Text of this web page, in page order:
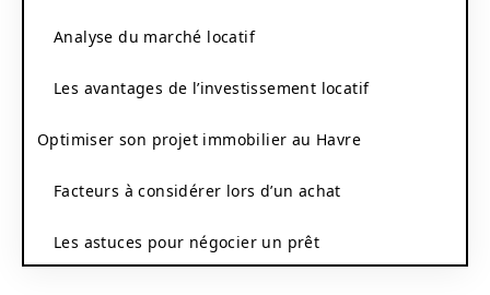
Analyse du marché locatif
Les avantages de l’investissement locatif
Optimiser son projet immobilier au Havre
Facteurs à considérer lors d’un achat
Les astuces pour négocier un prêt